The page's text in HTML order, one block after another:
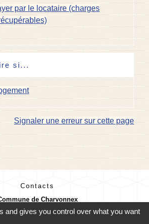
par le locataire (charges
si...
Signaler une erreur sur cette page
Contacts
de Charvonnex
585, route du Chef-Lieu
Charvonnex - FRANCE
and gives you control over what you want